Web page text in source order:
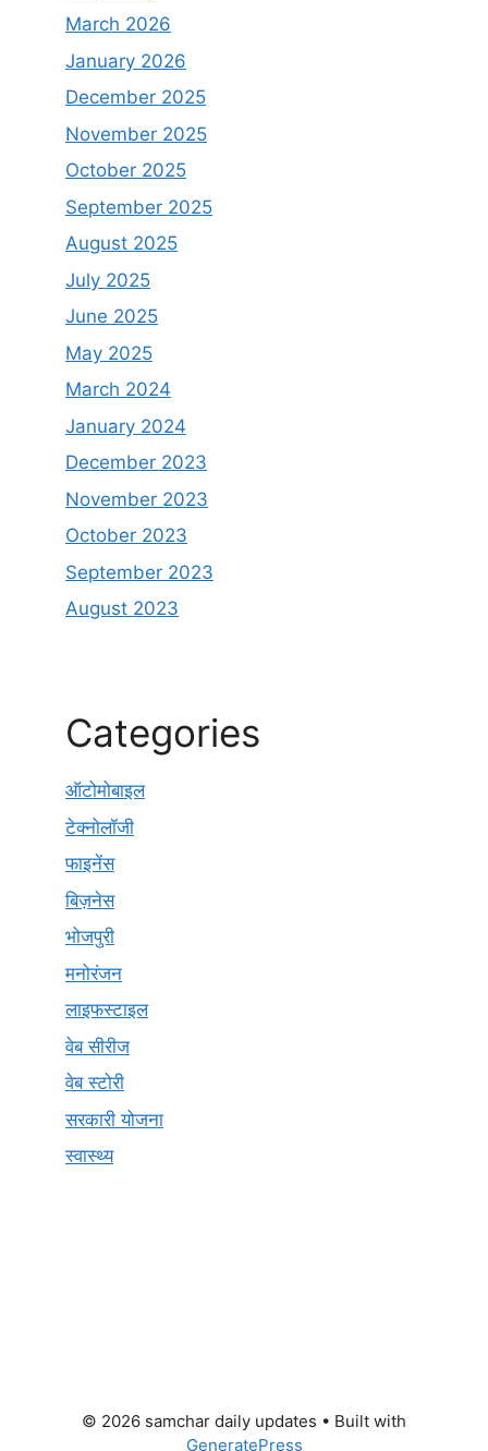
March 2026
January 2026
December 2025
November 2025
October 2025
September 2025
August 2025
July 2025
June 2025
May 2025
March 2024
January 2024
December 2023
November 2023
October 2023
September 2023
August 2023
Categories
ऑटोमोबाइल
टेक्नोलॉजी
फाइनेंस
बिज़नेस
भोजपुरी
मनोरंजन
लाइफस्टाइल
वेब सीरीज
वेब स्टोरी
सरकारी योजना
स्वास्थ्य
© 2026 samchar daily updates • Built with
GeneratePress